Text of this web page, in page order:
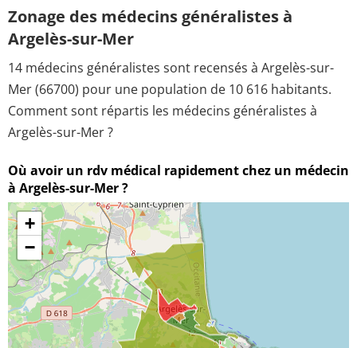
Zonage des médecins généralistes à
Argelès-sur-Mer
14 médecins généralistes sont recensés à Argelès-sur-
Mer (66700) pour une population de 10 616 habitants.
Comment sont répartis les médecins généralistes à
Argelès-sur-Mer ?
Où avoir un rdv médical rapidement chez un médecin
à Argelès-sur-Mer ?
+
−